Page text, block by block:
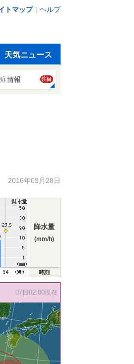
トマップ｜ ヘルプ
天気ニュース
情報 注目
2016年09月28日
降水量
(mm/h)
時刻
07日02:00現在